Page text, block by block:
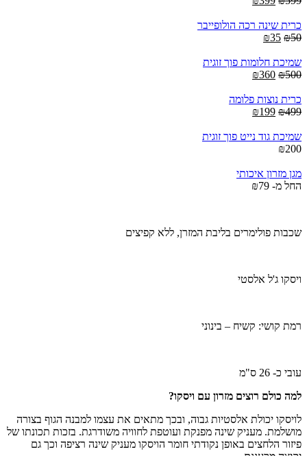
was:
₪599.
is:
כרית שינה רכה הולופייבר
₪50
Original
was:
₪50.
₪35
is:
₪35.
שמיכת חלומות פוך זוגית
₪500
Original
was:
₪500.
₪360
is:
כרית נוצות פלומה
₪499
Original
was:
₪199
is:
שמיכת גוד נייט פוך זוגית
₪200
מגן מזרון איכותי
החל מ-
₪79
שכבות פולימרים בליבת המזרן, ללא קפיצים
ויסקו ג'ל אלסטי
רמת קושי: קשיח – בינוני
עובי כ- 26 ס"מ
למה כולם רוצים מזרון עם ויסקו?
לויסקו יכולת אלסטיות גבוה, ובכך מתאים את עצמו למבנה הגוף בצורה
מושלמת. מעניק שינה מפנקת ועוטפת לחוויה משודרגת. בזכות תכונתו של
פיזור הלחצים באופן נקודתי חומר הויסקו מעניק שינה רציפה וכך גם